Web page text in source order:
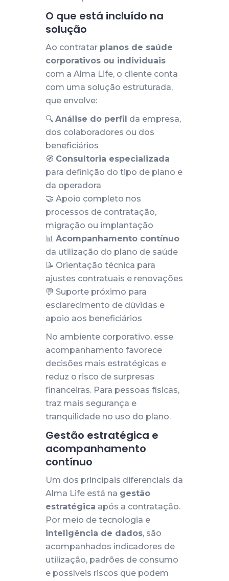
O que está incluído na
solução
Ao contratar planos de saúde
corporativos ou individuais
com a Alma Life, o cliente conta
com uma solução estruturada,
que envolve:
🔍 Análise do perfil da empresa,
dos colaboradores ou dos
beneficiários
🧭 Consultoria especializada
para definição do tipo de plano e
da operadora
🤝 Apoio completo nos
processos de contratação,
migração ou implantação
📊 Acompanhamento contínuo
da utilização do plano de saúde
📝 Orientação técnica para
ajustes contratuais e renovações
💬 Suporte próximo para
esclarecimento de dúvidas e
apoio aos beneficiários
No ambiente corporativo, esse
acompanhamento favorece
decisões mais estratégicas e
reduz o risco de surpresas
financeiras. Para pessoas físicas,
traz mais segurança e
tranquilidade no uso do plano.
Gestão estratégica e
acompanhamento
contínuo
Um dos principais diferenciais da
Alma Life está na gestão
estratégica após a contratação.
Por meio de tecnologia e
inteligência de dados, são
acompanhados indicadores de
utilização, padrões de consumo
e possíveis riscos que podem